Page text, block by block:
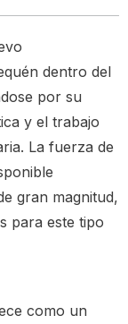
dentro del
por su
y el trabajo
La fuerza de
gran magnitud,
para este tipo
como un